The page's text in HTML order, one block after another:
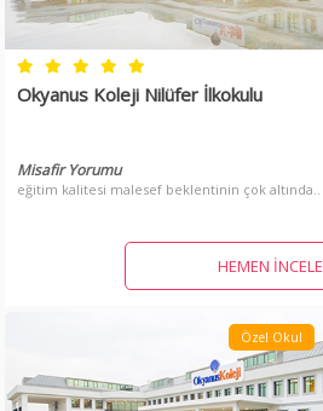
Okyanus Koleji Nilüfer İlkokulu
Misafir Yorumu
eğitim kalitesi malesef beklentinin çok altında..
HEMEN İNCELE
Özel Okul